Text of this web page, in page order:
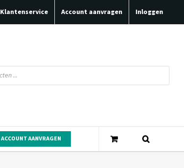
Klantenservice Account aanvragen Inloggen
ACCOUNT AANVRAGEN